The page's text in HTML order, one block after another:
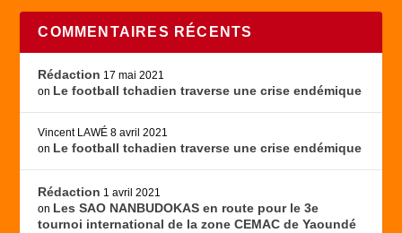
COMMENTAIRES RÉCENTS
Rédaction 17 mai 2021
on Le football tchadien traverse une crise endémique
Vincent LAWÉ 8 avril 2021
on Le football tchadien traverse une crise endémique
Rédaction 1 avril 2021
on Les SAO NANBUDOKAS en route pour le 3e
tournoi international de la zone CEMAC de Yaoundé